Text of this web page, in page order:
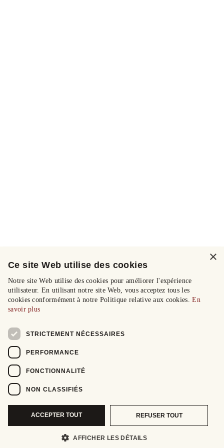
×
Ce site Web utilise des cookies
Notre site Web utilise des cookies pour améliorer l'expérience
utilisateur. En utilisant notre site Web, vous acceptez tous les
cookies conformément à notre Politique relative aux cookies.En
savoir plus
STRICTEMENT NÉCESSAIRES
PERFORMANCE
FONCTIONNALITÉ
NON CLASSIFIÉS
ACCEPTER TOUT REFUSER TOUT
AFFICHER LES DÉTAILS